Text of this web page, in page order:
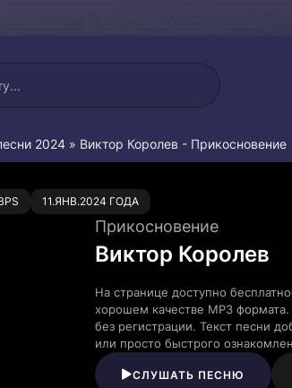
2024 » Виктор Королев - Прикосновение
11.ЯНВ.2024 ГОДА
0
Прикосновение
Виктор Королев
На странице доступно
хорошем качестве MP3
без регистрации. Текст песни
или просто быстрого
СЛУШАТЬ ПЕСНЮ